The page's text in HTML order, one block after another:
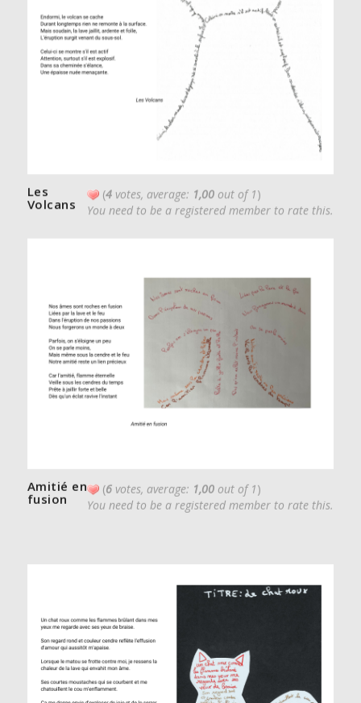
(4 votes, average: 1,00 out of 1)
You need to be a registered member to rate this.
Les
Volcans
(6 votes, average: 1,00 out of 1)
You need to be a registered member to rate this.
Amitié en
fusion